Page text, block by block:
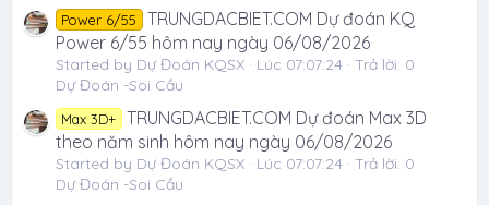
Power 6/55
TRUNGDACBIET.COM Dự đoán KQ
Power 6/55 hôm nay ngày 06/08/2026
Started by Dự Đoán KQSX Lúc 07:07:24
Trả lời: 0
Dự Đoán -Soi Cầu
Max 3D+
TRUNGDACBIET.COM Dự đoán Max 3D
theo năm sinh hôm nay ngày 06/08/2026
Started by Dự Đoán KQSX Lúc 07:07:24
Trả lời: 0
Dự Đoán -Soi Cầu